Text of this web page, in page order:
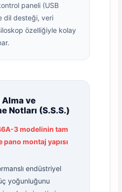
paneli (USB
dil desteği, veri
özelliğiyle kolay
Alma ve
Notları (S.S.S.)
3 modelinin tam
montaj yapısı
endüstriyel
yoğunluğunu